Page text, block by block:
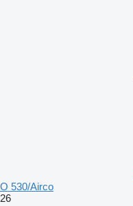
O 530/Airco
26